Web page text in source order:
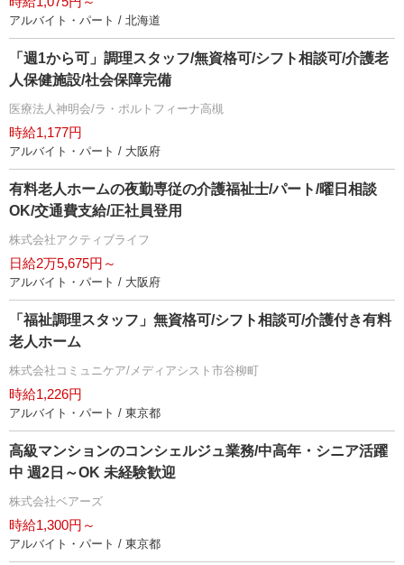
アルバイト・パート / 北海道
「週1から可」調理スタッフ/無資格可/シフト相談可/介護老
人保健施設/社会保障完備
医療法人神明会/ラ・ポルトフィーナ高槻
時給1,177円
アルバイト・パート / 大阪府
有料老人ホームの夜勤専従の介護福祉士/パート/曜日相談
OK/交通費支給/正社員登用
株式会社アクティブライフ
日給2万5,675円～
アルバイト・パート / 大阪府
「福祉調理スタッフ」無資格可/シフト相談可/介護付き有料
老人ホーム
株式会社コミュニケア/メディアシスト市谷柳町
時給1,226円
アルバイト・パート / 東京都
高級マンションのコンシェルジュ業務/中高年・シニア活躍
中 週2日～OK 未経験歓迎
株式会社ベアーズ
時給1,300円～
アルバイト・パート / 東京都